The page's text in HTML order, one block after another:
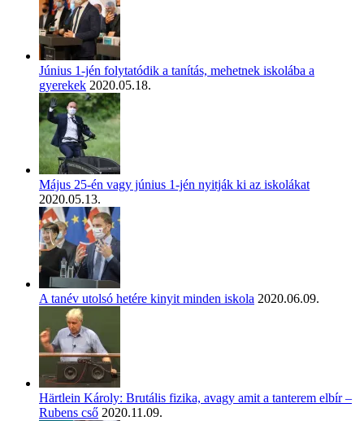
Június 1-jén folytatódik a tanítás, mehetnek iskolába a
gyerekek 2020.05.18.
Május 25-én vagy június 1-jén nyitják ki az iskolákat
2020.05.13.
A tanév utolsó hetére kinyit minden iskola 2020.06.09.
Härtlein Károly: Brutális fizika, avagy amit a tanterem elbír –
Rubens cső 2020.11.09.